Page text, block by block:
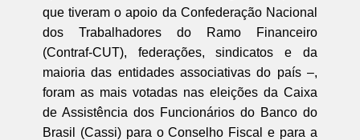
que tiveram o apoio da Confederação Nacional
dos Trabalhadores do Ramo Financeiro
(Contraf-CUT), federações, sindicatos e da
maioria das entidades associativas do país –,
foram as mais votadas nas eleições da Caixa
de Assistência dos Funcionários do Banco do
Brasil (Cassi) para o Conselho Fiscal e para a